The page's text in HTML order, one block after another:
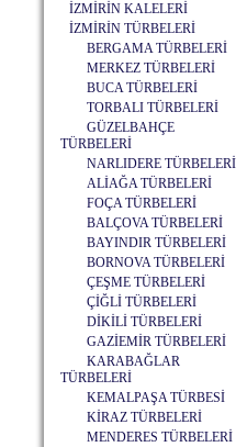
İZMİRİN KALELERİ
İZMİRİN TÜRBELERİ
BERGAMA TÜRBELERİ
MERKEZ TÜRBELERİ
BUCA TÜRBELERİ
TORBALI TÜRBELERİ
GÜZELBAHÇE
TÜRBELERİ
NARLIDERE TÜRBELERİ
ALİAĞA TÜRBELERİ
FOÇA TÜRBELERİ
BALÇOVA TÜRBELERİ
BAYINDIR TÜRBELERİ
BORNOVA TÜRBELERİ
ÇEŞME TÜRBELERİ
ÇİĞLİ TÜRBELERİ
DİKİLİ TÜRBELERİ
GAZİEMİR TÜRBELERİ
KARABAĞLAR
TÜRBELERİ
KEMALPAŞA TÜRBESİ
KİRAZ TÜRBELERİ
MENDERES TÜRBELERİ